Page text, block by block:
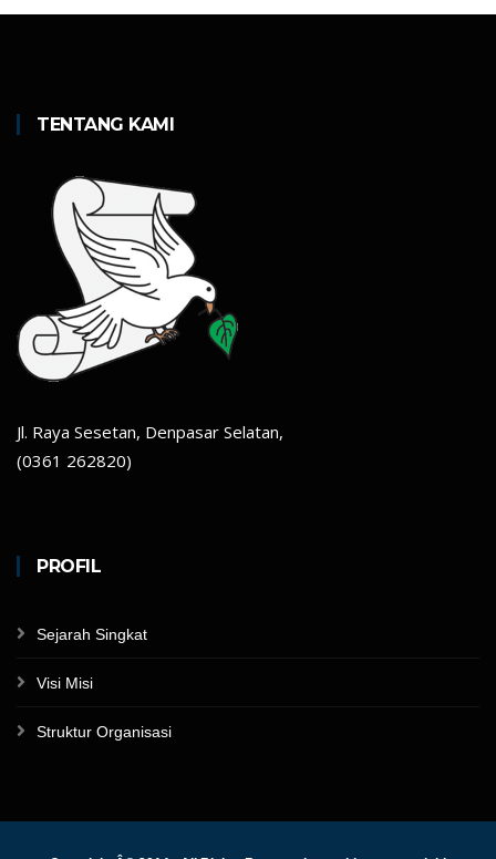
TENTANG KAMI
Jl. Raya Sesetan, Denpasar Selatan,
(0361 262820)
PROFIL
Sejarah Singkat
Visi Misi
Struktur Organisasi